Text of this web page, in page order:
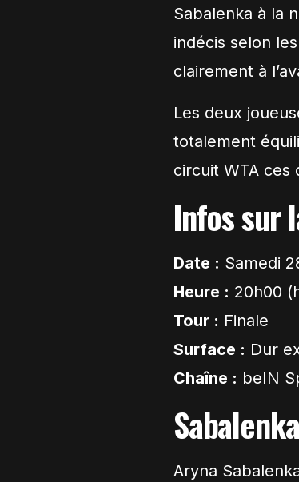
Sabalenka à la
indécis selon
clairement à
Les deux
totalement
circuit WTA ces
Infos sur
Date : Samedi
Heure : 20h00
Tour : Finale
Surface : Dur
Chaîne : beIN
Aryna